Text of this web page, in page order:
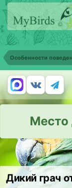
Особенности
Место
Дикий грач